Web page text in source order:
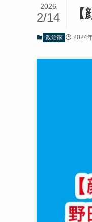
2026
2/14
政治家 2024